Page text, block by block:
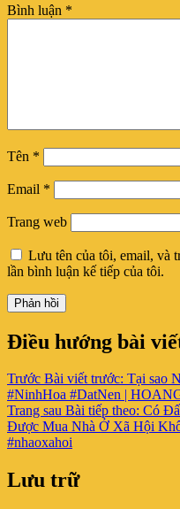
Bình luận *
Tên *
Email *
Trang web
Lưu tên của tôi, email, và
lần bình luận kế tiếp của tôi.
Điều hướng bài
Trước Bài viết trước: Tại sao
#NinhHoa #DatNen |
Trang sau Bài tiếp theo: Có
Được Mua Nhà Ở Xã Hội
#nhaoxahoi
Lưu trữ